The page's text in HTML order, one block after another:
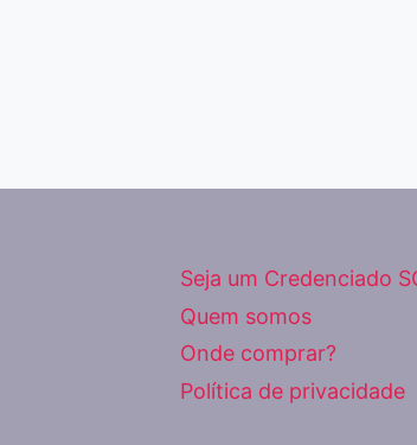
Seja um Credenciado
Quem somos
Onde comprar?
Política de privacidade